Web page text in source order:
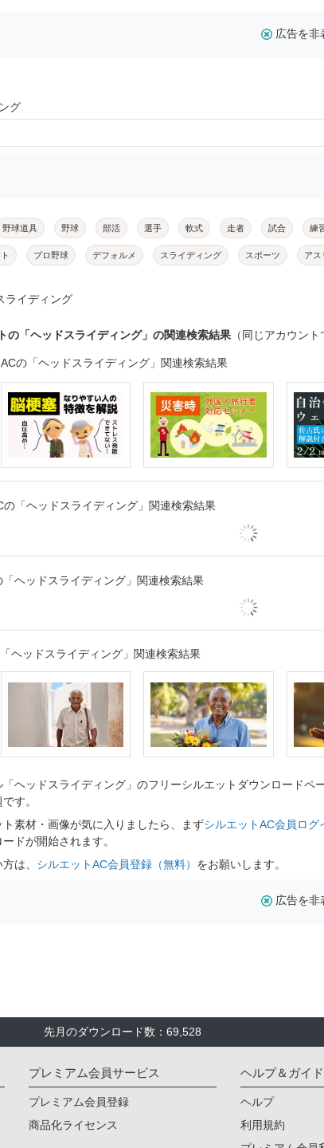
広告を非
グ
野球道具 野球 部活 選手 軟式 走者 試合 練
プロ野球 デフォルメ スライディング スポーツ アス
ライディング
の「ヘッドスライディング」の関連検索結果 （同じアカウン
の「ヘッドスライディング」関連検索結果
の「ヘッドスライディング」関連検索結果
「ヘッドスライディング」関連検索結果
ヘッドスライディング」関連検索結果
ヘッドスライディング」のフリーシルエットダウンロード
す。
素材・画像が気に入りましたら、まずシルエットAC会員ログ
ドが開始されます。
は、 シルエットAC会員登録（無料） をお願いします。
広告を非
先月のダウンロード数：69,528
プレミアム会員サービス
プレミアム会員登録
商品化ライセンス
ヘルプ＆ガイド
ヘルプ
利用規約